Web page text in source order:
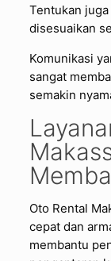
Tentukan
disesuaikan
Komunikasi
sangat
semakin
Oto Rental
cepat dan
membantu